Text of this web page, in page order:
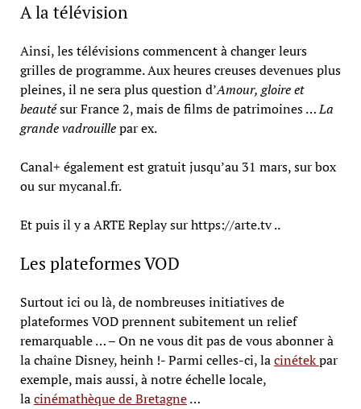
A la télévision
Ainsi, les télévisions commencent à changer leurs
grilles de programme. Aux heures creuses devenues plus
pleines, il ne sera plus question d’Amour, gloire et
beautésur France 2, mais de films de patrimoines …La
grande vadrouillepar ex.
Canal+ également est gratuit jusqu’au 31 mars, sur box
ou sur mycanal.fr.
Et puis il y a ARTE Replay sur https://arte.tv ..
Les plateformes VOD
Surtout ici ou là, de nombreuses initiatives de
plateformes VOD prennent subitement un relief
remarquable … – On ne vous dit pas de vous abonner à
la chaîne Disney, heinh !- Parmi celles-ci, lacinétekpar
exemple, mais aussi, à notre échelle locale,
lacinémathèque de Bretagne…